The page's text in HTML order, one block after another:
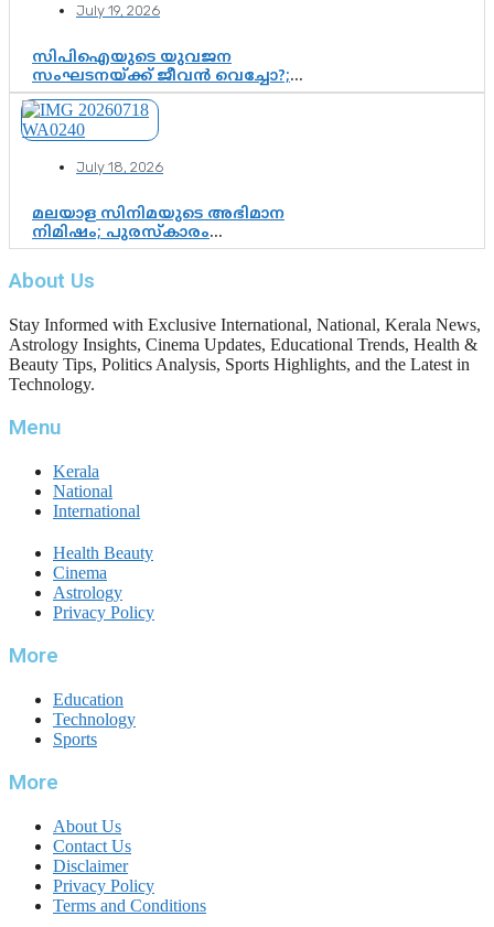
July 19, 2026
സിപിഐയുടെ യുവജന
സംഘടനയ്ക്ക് ജീവൻ വെച്ചോ?;
ജിസ്മോന്റെ വിമർശനം രാഷ്ട്രീയ
ഇരട്ടത്താപ്പെന്ന് ചർച്ച
July 18, 2026
മലയാള സിനിമയുടെ അഭിമാന
നിമിഷം; പുരസ്‌കാരം
ആഘോഷമാകട്ടെ, മികവ് ശീലമാകട്ടെ
About Us
Stay Informed with Exclusive International, National, Kerala News,
Astrology Insights, Cinema Updates, Educational Trends, Health &
Beauty Tips, Politics Analysis, Sports Highlights, and the Latest in
Technology.
Menu
Kerala
National
International
Health Beauty
Cinema
Astrology
Privacy Policy
More
Education
Technology
Sports
More
About Us
Contact Us
Disclaimer
Privacy Policy
Terms and Conditions